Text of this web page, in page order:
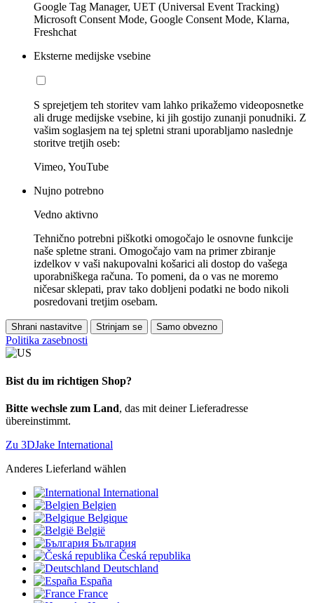
Google Tag Manager, UET (Universal Event Tracking)
Microsoft Consent Mode, Google Consent Mode, Klarna,
Freshchat
Eksterne medijske vsebine
S sprejetjem teh storitev vam lahko prikažemo videoposnetke
ali druge medijske vsebine, ki jih gostijo zunanji ponudniki. Z
vašim soglasjem na tej spletni strani uporabljamo naslednje
storitve tretjih oseb:
Vimeo, YouTube
Nujno potrebno
Vedno aktivno
Tehnično potrebni piškotki omogočajo le osnovne funkcije
naše spletne strani. Omogočajo vam na primer zbiranje
izdelkov v vaši nakupovalni košarici ali dostop do vašega
uporabniškega računa. To pomeni, da o vas ne moremo
ničesar sklepati, prav tako dobljeni podatki ne bodo nikoli
posredovani tretjim osebam.
Shrani nastavitve Strinjam se Samo obvezno
Politika zasebnosti
Bist du im richtigen Shop?
Bitte wechsle zum Land, das mit deiner Lieferadresse
übereinstimmt.
Zu 3DJake International
Anderes Lieferland wählen
International
Belgien
Belgique
België
България
Česká republika
Deutschland
España
France